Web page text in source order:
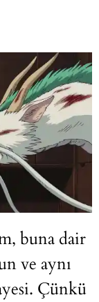
buna dair
ve aynı
Çünkü